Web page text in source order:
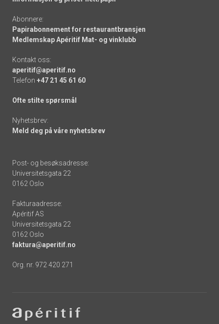
Abonnere:
Papirabonnement for restaurantbransjen
Medlemskap Apéritif Mat- og vinklubb
Kontakt oss:
aperitif@aperitif.no
Telefon +47 21 45 61 60
Ofte stilte spørsmål
Nyhetsbrev:
Meld deg på våre nyhetsbrev
Post- og besøksadresse:
Universitetsgata 22
0162 Oslo
Fakturaadresse:
Apéritif AS
Universitetsgata 22
0162 Oslo
faktura@aperitif.no
Org. nr. 972 420 271